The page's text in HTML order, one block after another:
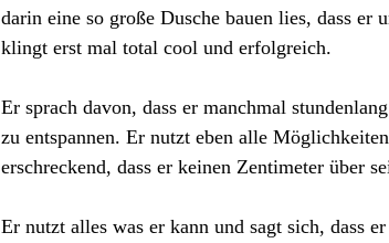
darin eine so große Dusche bauen lies, dass er
klingt erst mal total cool und erfolgreich.
Er sprach davon, dass er manchmal
zu entspannen. Er nutzt eben alle
erschreckend, dass er keinen Zentimeter über
Er nutzt alles was er kann und sagt sich, dass